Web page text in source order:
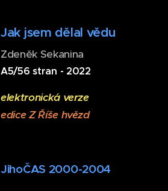
Jak jsem dělal vědu
Zdeněk Sekanina
A5/56 stran - 2022
elektronická verze
edice Z Říše hvězd
JihoČAS 2000-2004